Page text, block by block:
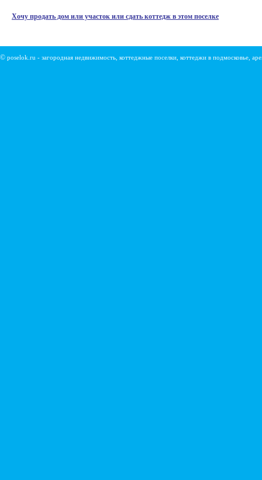
Хочу продать дом или участок или сдать коттедж в этом поселке
© poselok.ru - загородная недвижимость, коттеджные поселки, коттеджи в подмосковье,